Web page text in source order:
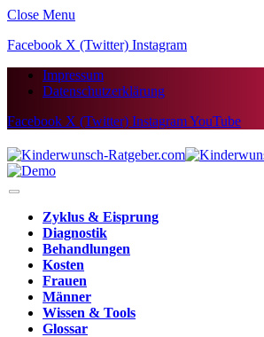
Close Menu
Facebook X (Twitter) Instagram
Impressum
Datenschutzerklärung
Facebook X (Twitter) InstagramYouTube
Zyklus & Eisprung
Diagnostik
Behandlungen
Kosten
Frauen
Männer
Wissen & Tools
Glossar